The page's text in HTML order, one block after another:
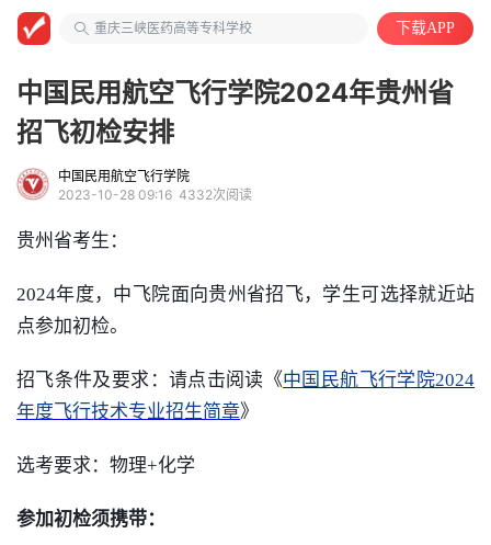
重庆三峡医药高等专科学校
下载APP
中国民用航空飞行学院2024年贵州省
招飞初检安排
中国民用航空飞行学院
2023-10-28 09:16 4332次阅读
贵州省考生：
2024年度，中飞院面向贵州省招飞，学生可选择就近站
点参加初检。
招飞条件及要求：请点击阅读《中国民航飞行学院2024
年度飞行技术专业招生简章》
选考要求：物理+化学
参加初检须携带：